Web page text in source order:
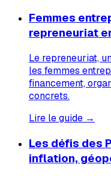
Femmes
repreneuriat
Le repreneuriat,
les femmes
financement,
concrets.
Lire le guide →
Les défis des
inflation,